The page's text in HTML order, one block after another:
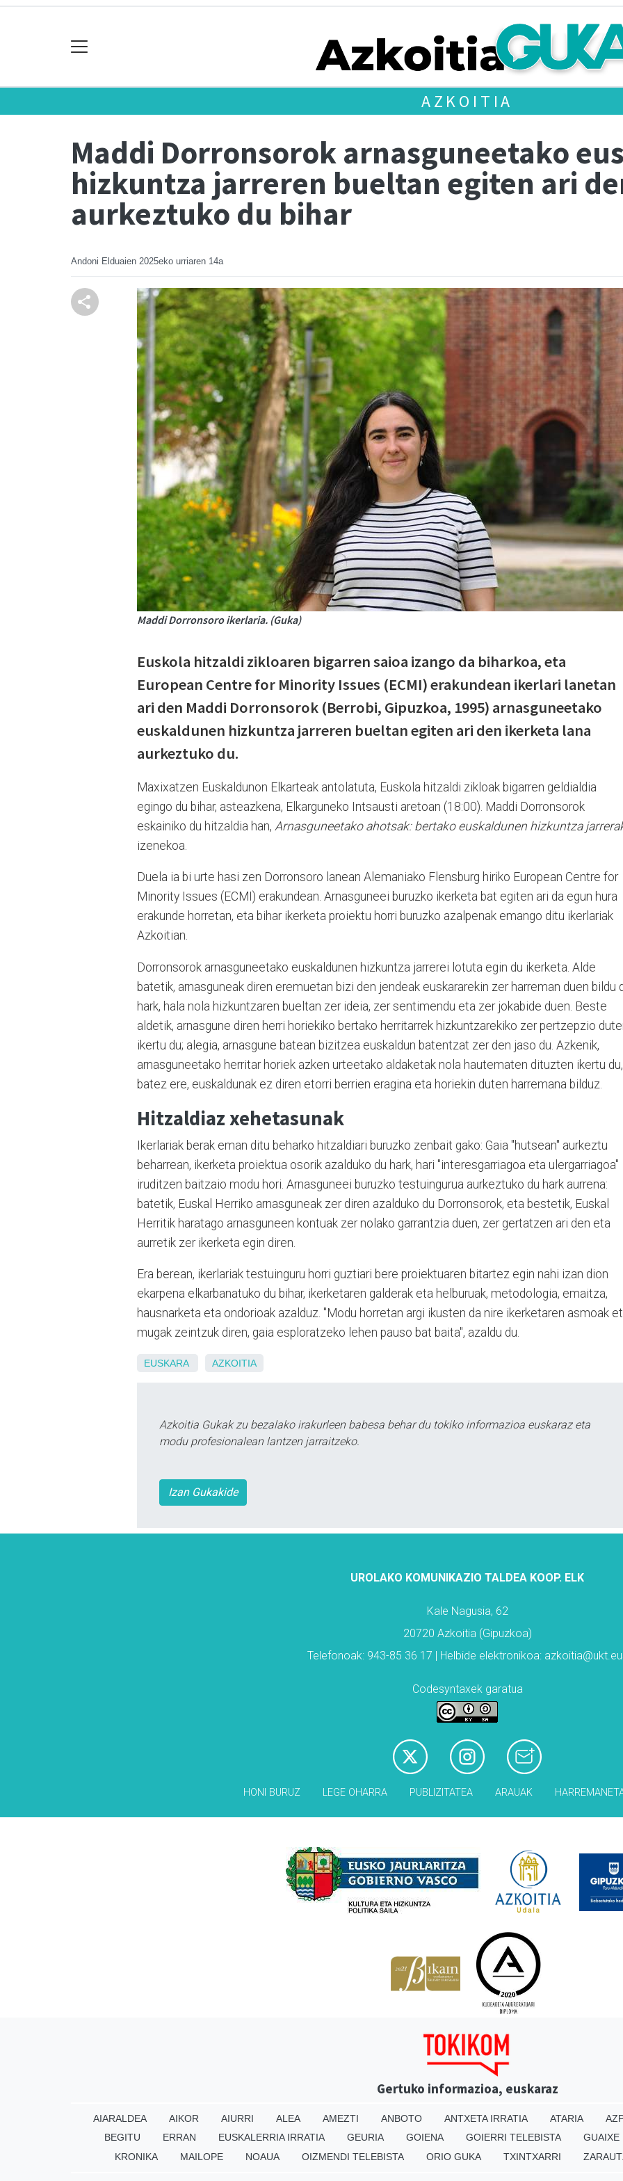
AZKOITIA
Maddi Dorronsorok arnasguneetako
hizkuntza jarreren bueltan egiten ari
aurkeztuko du bihar
Andoni Elduaien 2025eko urriaren 14a
Maddi Dorronsoro ikerlaria. (Guka)
Euskola hitzaldi zikloaren bigarren saioa izango da biharkoa, eta
European Centre for Minority Issues (ECMI) erakundean ikerlari lanetan
ari den Maddi Dorronsorok (Berrobi, Gipuzkoa, 1995) arnasguneetako
euskaldunen hizkuntza jarreren bueltan egiten ari den ikerketa lana
aurkeztuko du.
Maxixatzen Euskaldunon Elkarteak antolatuta, Euskola hitzaldi zikloak bigarren geldialdia
egingo du bihar, asteazkena, Elkarguneko Intsausti aretoan (18:00). Maddi Dorronsorok
eskainiko du hitzaldia han, Arnasguneetako ahotsak: bertako euskaldunen hizkuntza
izenekoa.
Duela ia bi urte hasi zen Dorronsoro lanean Alemaniako Flensburg hiriko European Centre for
Minority Issues (ECMI) erakundean. Arnasguneei buruzko ikerketa bat egiten ari da egun hura
erakunde horretan, eta bihar ikerketa proiektu horri buruzko azalpenak emango ditu ikerlariak
Azkoitian.
Dorronsorok arnasguneetako euskaldunen hizkuntza jarrerei lotuta egin du ikerketa. Alde
batetik, arnasguneak diren eremuetan bizi den jendeak euskararekin zer harreman duen bildu
hark, hala nola hizkuntzaren bueltan zer ideia, zer sentimendu eta zer jokabide duen. Beste
aldetik, arnasgune diren herri horiekiko bertako herritarrek hizkuntzarekiko zer pertzepzio
ikertu du; alegia, arnasgune batean bizitzea euskaldun batentzat zer den jaso du. Azkenik,
arnasguneetako herritar horiek azken urteetako aldaketak nola hautematen dituzten ikertu du,
batez ere, euskaldunak ez diren etorri berrien eragina eta horiekin duten harremana bilduz.
Hitzaldiaz xehetasunak
Ikerlariak berak eman ditu beharko hitzaldiari buruzko zenbait gako: Gaia "hutsean" aurkeztu
beharrean, ikerketa proiektua osorik azalduko du hark, hari "interesgarriagoa eta ulergarriagoa"
iruditzen baitzaio modu hori. Arnasguneei buruzko testuingurua aurkeztuko du hark aurrena:
batetik, Euskal Herriko arnasguneak zer diren azalduko du Dorronsorok, eta bestetik, Euskal
Herritik haratago arnasguneen kontuak zer nolako garrantzia duen, zer gertatzen ari den eta
aurretik zer ikerketa egin diren.
Era berean, ikerlariak testuinguru horri guztiari bere proiektuaren bitartez egin nahi izan dion
ekarpena elkarbanatuko du bihar, ikerketaren galderak eta helburuak, metodologia, emaitza,
hausnarketa eta ondorioak azalduz. "Modu horretan argi ikusten da nire ikerketaren asmoak
mugak zeintzuk diren, gaia esploratzeko lehen pauso bat baita", azaldu du.
EUSKARA AZKOITIA
Azkoitia Gukak zu bezalako irakurleen babesa behar du tokiko informazioa euskaraz eta
modu profesionalean lantzen jarraitzeko.
Izan Gukakide
UROLAKO KOMUNIKAZIO TALDEA KOOP. ELK
Kale Nagusia, 62
20720 Azkoitia (Gipuzkoa)
Telefonoak: 943-85 36 17 | Helbide elektronikoa:
Codesyntaxek garatua
HONI BURUZ LEGE OHARRA PUBLIZITATEA ARAUAK
Gertuko informazioa, euskaraz
AIARALDEA AIKOR AIURRI ALEA AMEZTI ANBOTO ANTXETA IRRATIA ATARIA
BEGITU
ERRAN EUSKALERRIA IRRATIA GEURIA GOIENA GOIERRI TELEBISTA
GUAIXE
KRONIKA
MAILOPE NOAUA OIZMENDI TELEBISTA ORIO GUKA TXINTXARRI